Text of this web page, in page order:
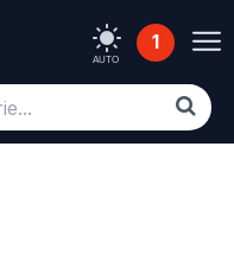
AUTO
1